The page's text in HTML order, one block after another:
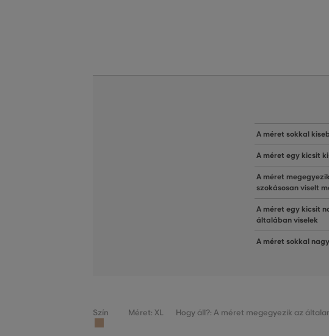
A méret sokkal
A méret egy kicsit
A méret
szokásosan viselt
A méret egy kicsit
általában viselek
A méret sokkal
Szín Méret: XL Hogy áll?: A méret megegyezik az